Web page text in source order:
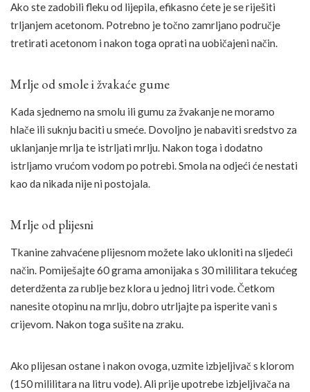
Ako ste zadobili fleku od lijepila, efikasno ćete je se riješiti
trljanjem acetonom. Potrebno je točno zamrljano područje
tretirati acetonom i nakon toga oprati na uobičajeni način.
Mrlje od smole i žvakaće gume
Kada sjednemo na smolu ili gumu za žvakanje ne moramo
hlače ili suknju baciti u smeće. Dovoljno je nabaviti sredstvo za
uklanjanje mrlja te istrljati mrlju. Nakon toga i dodatno
istrljamo vrućom vodom po potrebi. Smola na odjeći će nestati
kao da nikada nije ni postojala.
Mrlje od plijesni
Tkanine zahvaćene plijesnom možete lako ukloniti na sljedeći
način. Pomiješajte 60 grama amonijaka s 30 mililitara tekućeg
deterdženta za rublje bez klora u jednoj litri vode. Četkom
nanesite otopinu na mrlju, dobro utrljajte pa isperite vani s
crijevom. Nakon toga sušite na zraku.
Ako plijesan ostane i nakon ovoga, uzmite izbjeljivač s klorom
(150 mililitara na litru vode). Ali prije upotrebe izbjeljivača na